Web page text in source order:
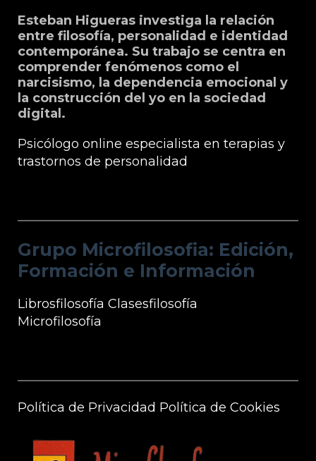
Esteban Higueras investiga la relación
entre filosofía, personalidad e identidad
contemporánea. Su trabajo se centra en
comprender fenómenos como el
narcisismo, la dependencia emocional y
la construcción del yo en la sociedad
digital.
Psicólogo online especialista en terapias y
trastornos de personalidad
Grupo Microfilosofia: Edición,
Formación e Información
Librosfilosofía Clasesfilosofía
Microfilosofía
Política de Privacidad Política de Cookies